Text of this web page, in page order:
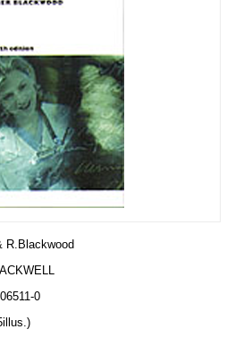
R.Blackwood
0